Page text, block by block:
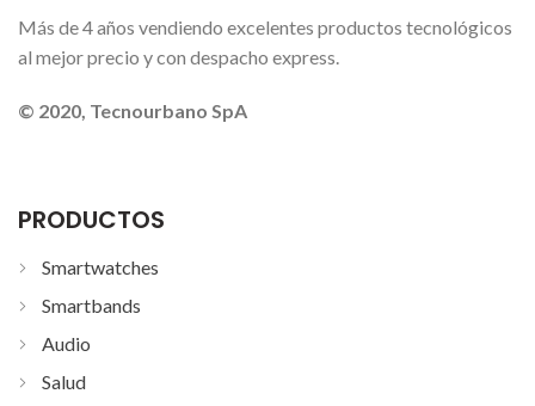
Más de 4 años vendiendo excelentes productos tecnológicos
al mejor precio y con despacho express.
© 2020, Tecnourbano SpA
PRODUCTOS
Smartwatches
Smartbands
Audio
Salud